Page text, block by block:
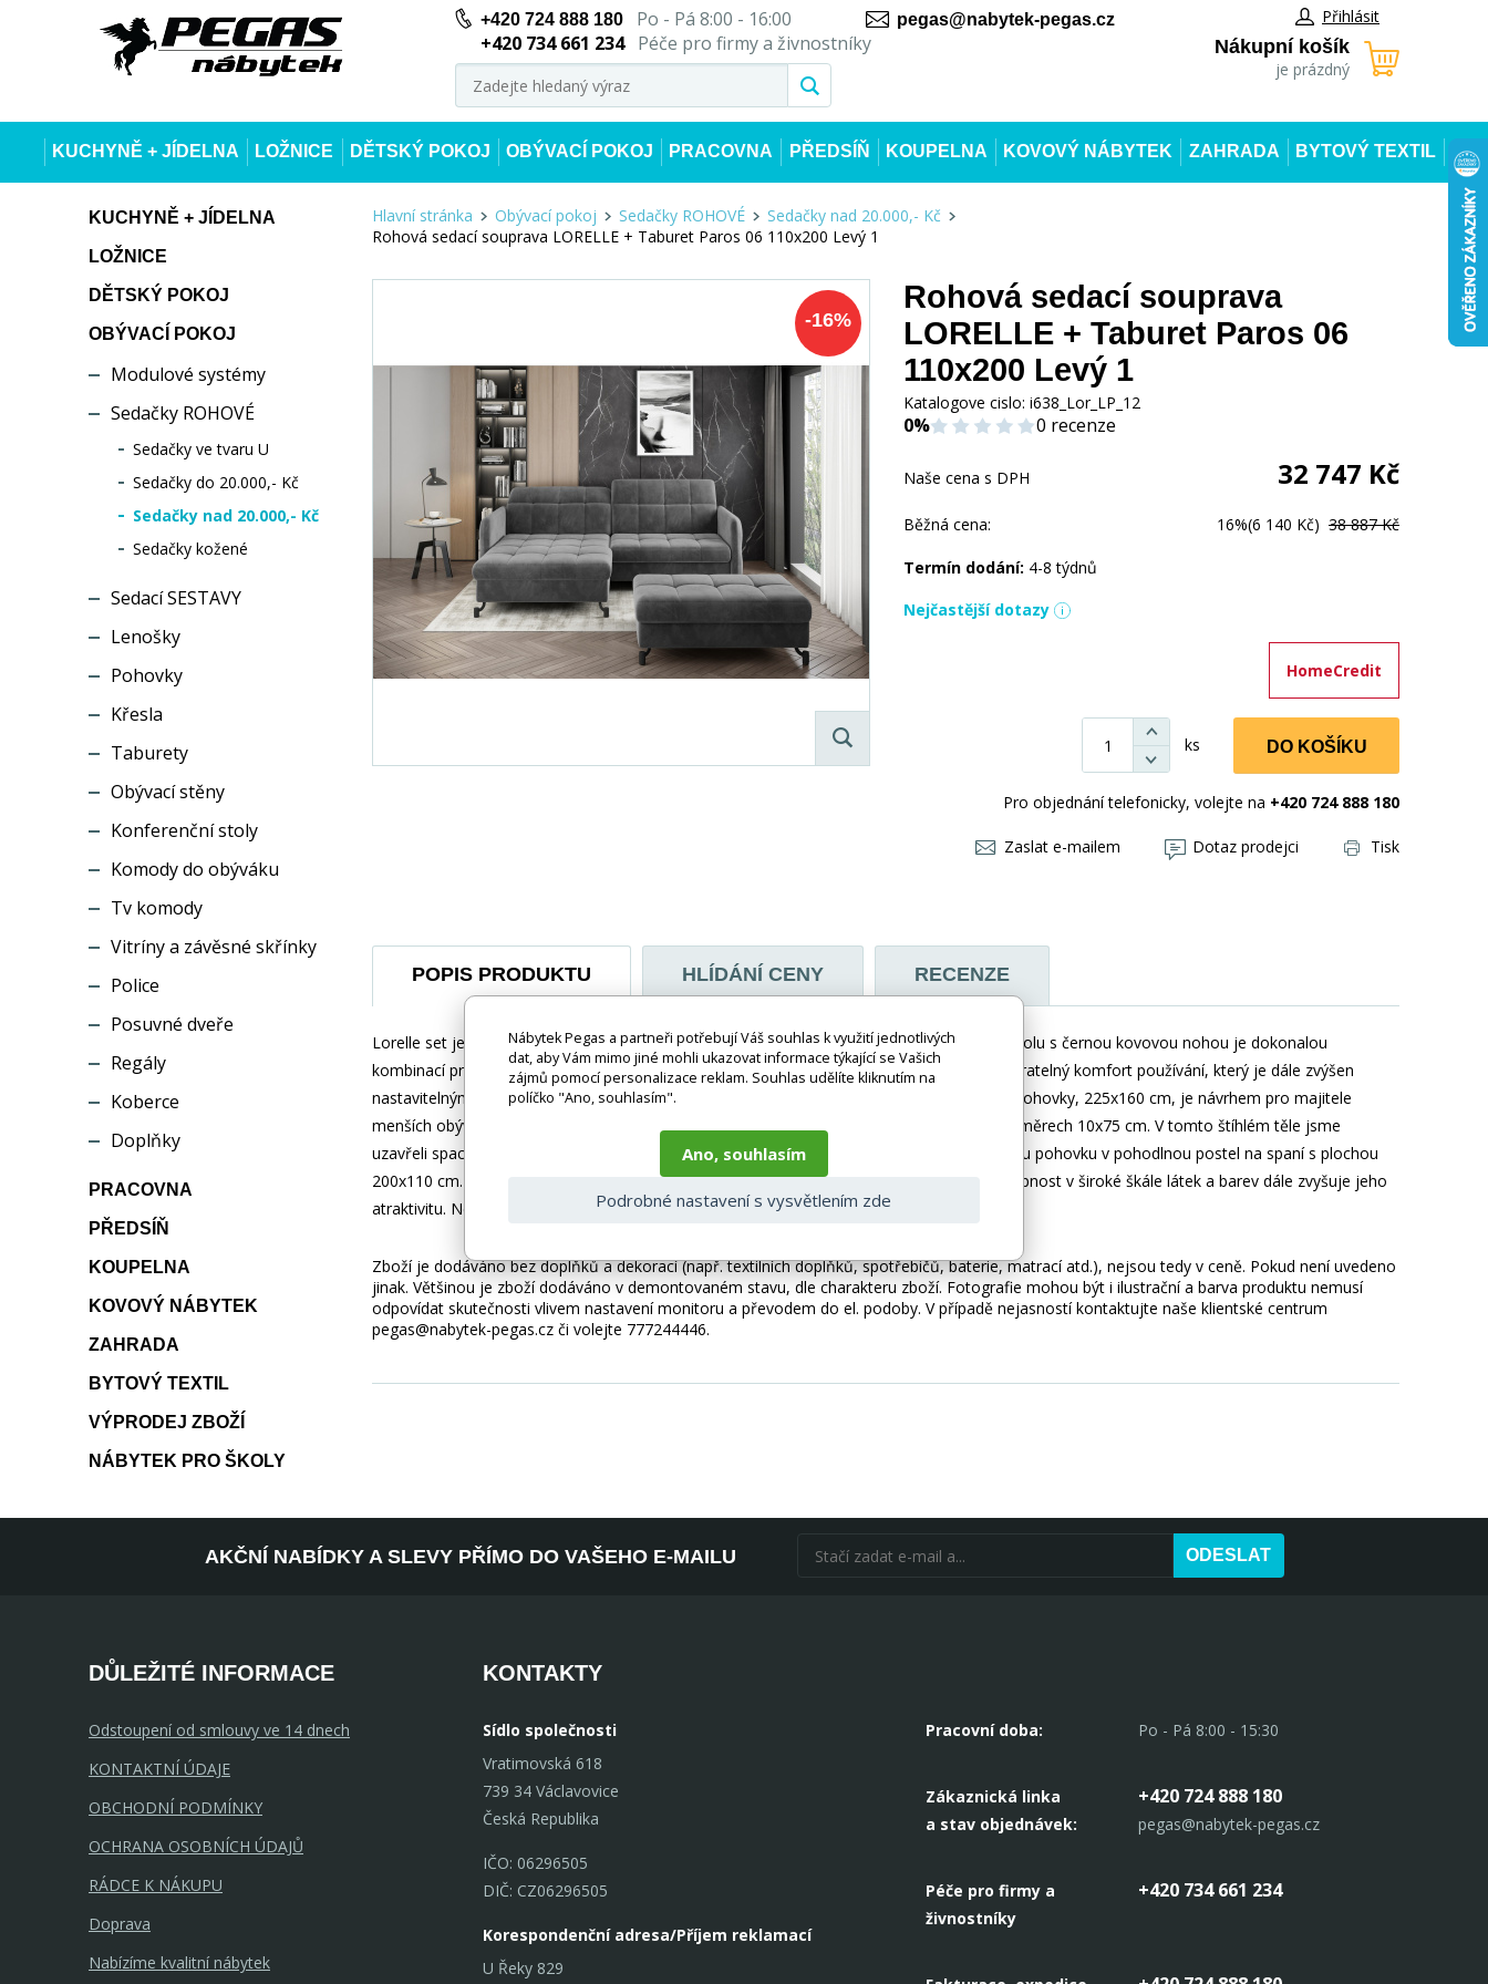
+420 724 888 180Po - Pá 8:00 - 16:00
+420 734 661 234
Péče pro firmy a živnostníky
pegas@nabytek-pegas.cz Přihlásit
Nákupní košík
je prázdný
KUCHYNĚ + JÍDELNA LOŽNICE DĚTSKÝ POKOJ OBÝVACÍ POKOJ PRACOVNA PŘEDSÍŇ KOUPELNA KOVOVÝ NÁBYTEK ZAHRADA BYTOVÝ TEXTIL
KUCHYNĚ + JÍDELNA
LOŽNICE
DĚTSKÝ POKOJ
OBÝVACÍ POKOJ
Modulové systémy
Sedačky ROHOVÉ
Sedačky ve tvaru U
Sedačky do 20.000,- Kč
Sedačky nad 20.000,- Kč
Sedačky kožené
Sedací SESTAVY
Lenošky
Pohovky
Křesla
Taburety
Obývací stěny
Konferenční stoly
Komody do obýváku
Tv komody
Vitríny a závěsné skřínky
Police
Posuvné dveře
Regály
Koberce
Doplňky
PRACOVNA
PŘEDSÍŇ
KOUPELNA
KOVOVÝ NÁBYTEK
ZAHRADA
BYTOVÝ TEXTIL
VÝPRODEJ ZBOŽÍ
NÁBYTEK PRO ŠKOLY
Hlavní stránka Obývací pokoj Sedačky ROHOVÉ
Sedačky nad 20.000,- Kč
Rohová sedací souprava LORELLE + Taburet Paros 06 110x200 Levý 1
-16%
Rohová sedací souprava
LORELLE + Taburet Paros 06
110x200 Levý 1
Katalogove cislo: i638_Lor_LP_12
0% 0 recenze
Naše cena s DPH 32 747 Kč
Běžná cena: 16%(6 140 Kč) 38 887 Kč
Termín dodání: 4-8 týdnů
Nejčastější dotazy
HomeCredit
ks DO KOŠÍKU
Pro objednání telefonicky, volejte na +420 724 888 180
Zaslat e-mailem Dotaz prodejci Tisk
POPIS PRODUKTU HLÍDÁNÍ CENY RECENZE
Lorelle set je kompaktní rohová pohovka s funkcí spaní a taburetem. Jeho elegantní linie spolu s černou kovovou nohou je dokonalou
kombinací pro moderní i klasické interiéry. Použití vysoce flexibilní HR pěny zajišťuje nepopiratelný komfort používání, který je dále zvýšen
nastavitelnými opěrkami hlavy, jež ulevují tlaku na krční část páteře. Malá velikost rohové pohovky, 225x160 cm, je návrhem pro majitele
menších obývacích pokojů. Nábytek je doplněn moderním taburetem s kontejnerem o rozměrech 10x75 cm. V tomto štíhlém těle jsme
uzavřeli spací funkci typu Dolphin, která se rozloží jedním pohybem ruky a promění rohovou pohovku v pohodlnou postel na spaní s plochou
200x110 cm. Sada Lorelle je moderní design, který bude perfektní pro každý interiér. Dostupnost v široké škále látek a barev dále zvyšuje jeho
atraktivitu. Neotálejte! Vyzkoušejte naši novou sadu Lorelle.
Zboží je dodáváno bez doplňků a dekorací (např. textilních doplňků, spotřebičů, baterie, matrací atd.), nejsou tedy v ceně. Pokud není uvedeno
jinak. Většinou je zboží dodáváno v demontovaném stavu, dle charakteru zboží. Fotografie mohou být i ilustrační a barva produktu nemusí
odpovídat skutečnosti vlivem nastavení monitoru a převodem do el. podoby. V případě nejasností kontaktujte naše klientské centrum
pegas@nabytek-pegas.cz či volejte 777244446.
AKČNÍ NABÍDKY A SLEVY PŘÍMO DO VAŠEHO E-MAILU ODESLAT
DŮLEŽITÉ INFORMACE
Odstoupení od smlouvy ve 14 dnech
KONTAKTNÍ ÚDAJE
OBCHODNÍ PODMÍNKY
OCHRANA OSOBNÍCH ÚDAJŮ
RÁDCE K NÁKUPU
Doprava
Nabízíme kvalitní nábytek
KONTAKTY
Sídlo společnosti
Vratimovská 618
739 34 Václavovice
Česká Republika
IČO: 06296505
DIČ: CZ06296505
Korespondenční adresa/Příjem reklamací
U Řeky 829
Pracovní doba: Po - Pá 8:00 - 15:30
Zákaznická linka
a stav objednávek:
+420 724 888 180
pegas@nabytek-pegas.cz
Péče pro firmy a
živnostníky
+420 734 661 234
Nábytek Pegas a partneři potřebují Váš souhlas k využití jednotlivých
dat, aby Vám mimo jiné mohli ukazovat informace týkající se Vašich
zájmů pomocí personalizace reklam. Souhlas udělíte kliknutím na
políčko "Ano, souhlasím".
Ano, souhlasím
Podrobné nastavení s vysvětlením zde